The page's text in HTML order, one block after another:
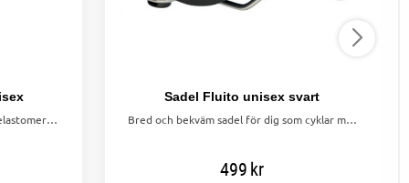
Komfortsadel med Royal Gel och elastomerfjädring. Bred och slitstark för stad och längre turer.
Sadel Fluito unisex svart
Bred och bekväm sadel för dig som cyklar med upprätt sittställning. Fördjupning i sadeln för ytterligare avlastning i mellangården.
499kr